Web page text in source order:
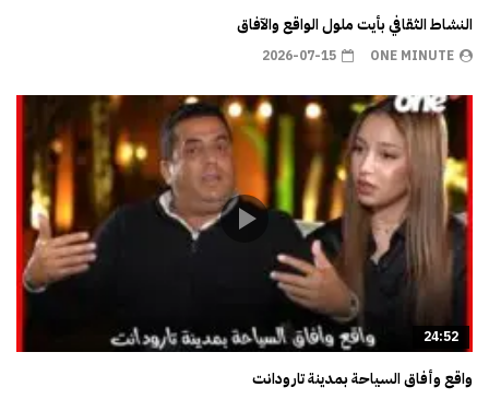
النشاط الثقافي بأيت ملول الواقع والآفاق
ONE MINUTE
2026-07-15
24:52
واقع وأفاق السياحة بمدينة تارودانت